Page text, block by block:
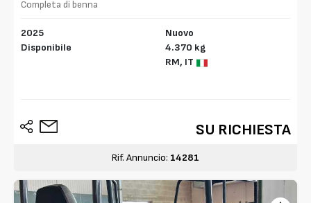
Completa di benna
2025
Disponibile
Nuovo
4.370 kg
RM, IT
SU RICHIESTA
Rif. Annuncio: 14281